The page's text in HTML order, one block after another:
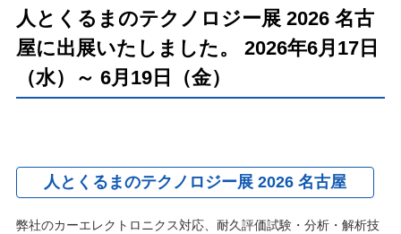
人とくるまのテクノロジー展 2026 名古
屋に出展いたしました。 2026年6月17日
（水）～ 6月19日（金）
人とくるまのテクノロジー展 2026 名古屋
弊社のカーエレクトロニクス対応、耐久評価試験・分析・解析技